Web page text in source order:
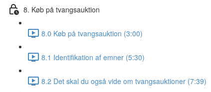
8. Køb på tvangsauktion
8.0 Køb på tvangsauktion (3:00)
8.1 Identifikation af emner (5:30)
8.2 Det skal du også vide om tvangsauktioner (7:39)